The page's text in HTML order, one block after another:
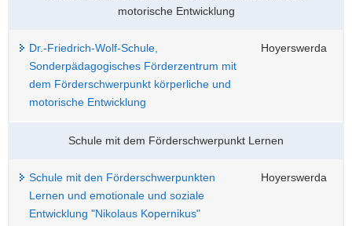
motorische Entwicklung
Dr.-Friedrich-Wolf-Schule,
Sonderpädagogisches Förderzentrum mit
dem Förderschwerpunkt körperliche und
motorische Entwicklung
Hoyerswerda
Schule mit dem Förderschwerpunkt Lernen
Schule mit den Förderschwerpunkten
Lernen und emotionale und soziale
Entwicklung "Nikolaus Kopernikus"
Hoyerswerda